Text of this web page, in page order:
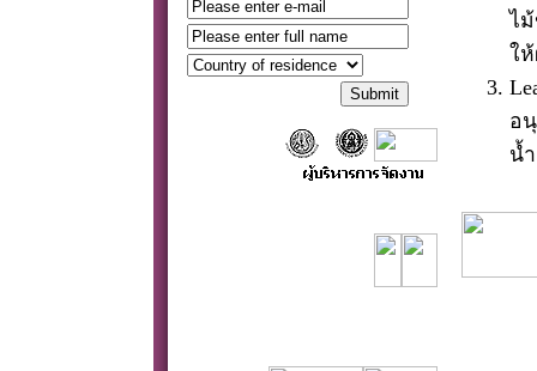
ไ
ใ
อ
น้